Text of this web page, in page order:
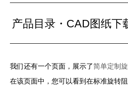
产品目录・CAD图纸下
我们还有一个页面，展示了简单定制
在该页面中，您可以看到在标准旋转